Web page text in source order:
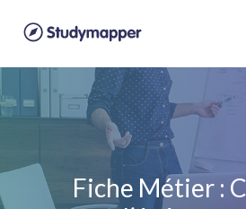
Fiche Métier :